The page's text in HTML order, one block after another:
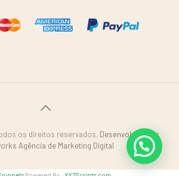
os direitos reservados. Desenvolvido por
Agência de Marketing Digital